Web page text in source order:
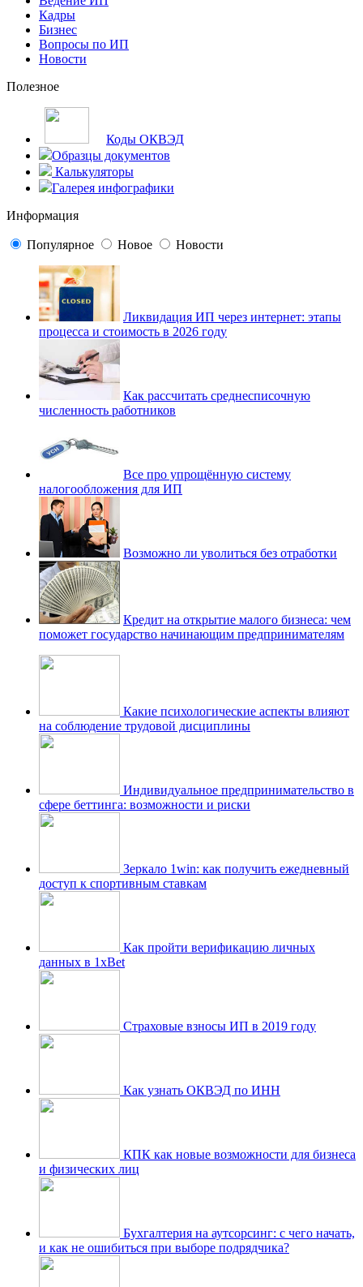
Кадры
Бизнес
Вопросы по ИП
Новости
Полезное
Коды ОКВЭД
Образцы документов
Калькуляторы
Галерея инфографики
Информация
Популярное Новое Новости
Ликвидация ИП через интернет: этапы
процесса и стоимость в 2026 году
Как рассчитать среднесписочную
численность работников
Все про упрощённую систему
налогообложения для ИП
Возможно ли уволиться без отработки
Кредит на открытие малого бизнеса: чем
поможет государство начинающим предпринимателям
Какие психологические аспекты влияют
на соблюдение трудовой дисциплины
Индивидуальное предпринимательство в
сфере беттинга: возможности и риски
Зеркало 1win: как получить ежедневный
доступ к спортивным ставкам
Как пройти верификацию личных
данных в 1xBet
Страховые взносы ИП в 2019 году
Как узнать ОКВЭД по ИНН
КПК как новые возможности для бизнеса
и физических лиц
Бухгалтерия на аутсорсинг: с чего начать,
и как не ошибиться при выборе подрядчика?